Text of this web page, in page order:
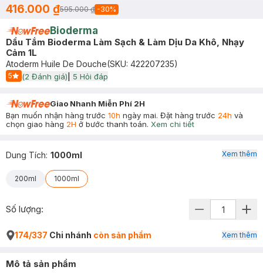
416.000 ₫595.000 ₫ -30%
Bioderma
Dầu Tắm Bioderma Làm Sạch & Làm Dịu Da Khô, Nhạy
Cảm 1L
Atoderm Huile De Douche(SKU: 422207235)
5
Start Icon
(2 Đánh giá) 5 Hỏi đáp
Giao Nhanh Miễn Phí 2H
Bạn muốn nhận hàng trước 10h ngày mai. Đặt hàng trước 24h và
chọn giao hàng 2H ở bước thanh toán. Xem chi tiết
Dung Tích: 1000ml
200ml 1000ml
Xem thêm
Số lượng:
174/337 Chi nhánh còn sản phẩm Xem thêm
Mô tả sản phẩm